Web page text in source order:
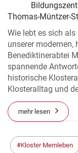
Thomas-Müntzer-
Wie lebt es sich
unserer modernen,
Benediktinerabtei
spannende
historische
Klosteralltag und
mehr lesen
Kloster Memleben